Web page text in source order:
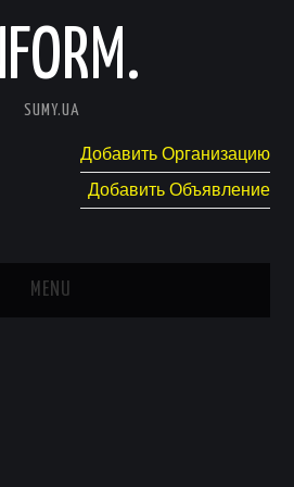
SUMY.UA
Добавить Организацию
Добавить Объявление
MENU